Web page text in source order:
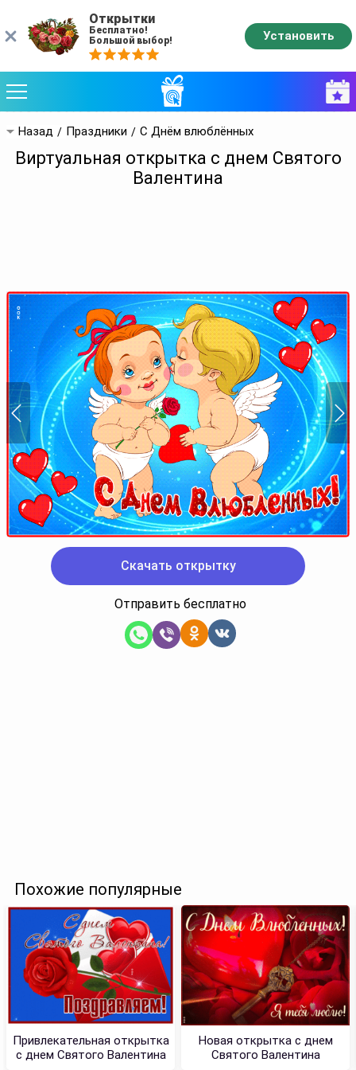
Назад Праздники С Днём влюблённых
Виртуальная открытка с днем Святого
Валентина
Скачать открытку
Отправить бесплатно
Похожие популярные
Привлекательная открытка
с днем Святого Валентина
Новая открытка с днем
Святого Валентина
Открытки
Бесплатно!
Большой выбор!
Установить